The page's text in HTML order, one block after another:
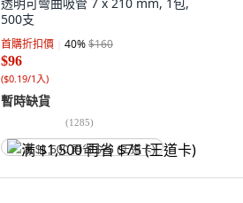
500支
首購折扣價 40%$160
$96
($0.19/1入)
暫時缺貨
(1285)
满 $1,500 再省 $75 (王道卡)